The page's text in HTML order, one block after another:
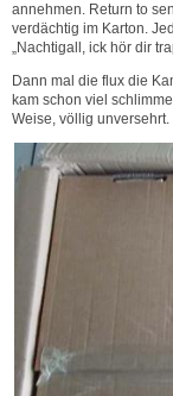
annehmen. Return to
verdächtig im Karton.
„Nachtigall, ick hör dir
Dann mal die flux die
kam schon viel
Weise, völlig unversehrt.